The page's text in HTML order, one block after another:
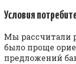
Условия
Мы рассчитали
было проще
предложений